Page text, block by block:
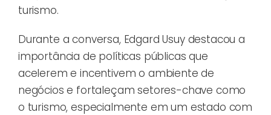
turismo.
Durante a conversa, Edgard Usuy destacou a
importância de políticas públicas que
acelerem e incentivem o ambiente de
negócios e fortaleçam setores-chave como
o turismo, especialmente em um estado com